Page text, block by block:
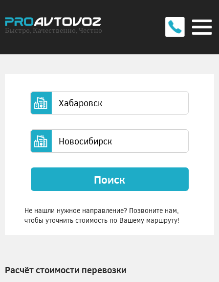
Быстро, Качественно, Честно
Поиск
Не нашли нужное направление? Позвоните нам,
чтобы уточнить стоимость по Вашему маршруту!
Расчёт стоимости перевозки